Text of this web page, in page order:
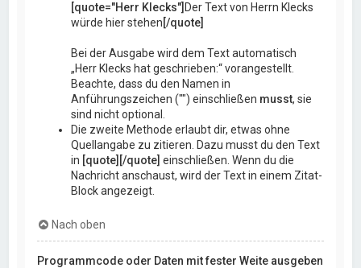
[quote="Herr Klecks"] Der Text von Herrn Klecks
würde hier stehen [/quote]
Bei der Ausgabe wird dem Text automatisch
„Herr Klecks hat geschrieben:“ vorangestellt.
Beachte, dass du den Namen in
Anführungszeichen ("") einschließen musst, sie
sind nicht optional.
Die zweite Methode erlaubt dir, etwas ohne
Quellangabe zu zitieren. Dazu musst du den Text
in [quote][/quote] einschließen. Wenn du die
Nachricht anschaust, wird der Text in einem Zitat-
Block angezeigt.
Nach oben
Programmcode oder Daten mit fester Weite ausgeben